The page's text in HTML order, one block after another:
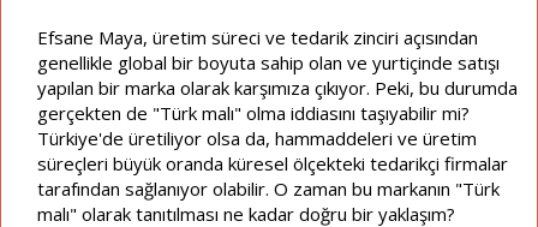
Efsane Maya, üretim süreci ve tedarik zinciri açısından
genellikle global bir boyuta sahip olan ve yurtiçinde satışı
yapılan bir marka olarak karşımıza çıkıyor. Peki, bu durumda
gerçekten de "Türk malı" olma iddiasını taşıyabilir mi?
Türkiye'de üretiliyor olsa da, hammaddeleri ve üretim
süreçleri büyük oranda küresel ölçekteki tedarikçi firmalar
tarafından sağlanıyor olabilir. O zaman bu markanın "Türk
malı" olarak tanıtılması ne kadar doğru bir yaklaşım?